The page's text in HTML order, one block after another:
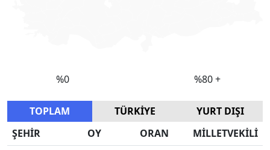
TOPLAM TÜRKİYE
YURT DIŞI
ŞEHİR
OY ORAN
MİLLETVEKİLİ